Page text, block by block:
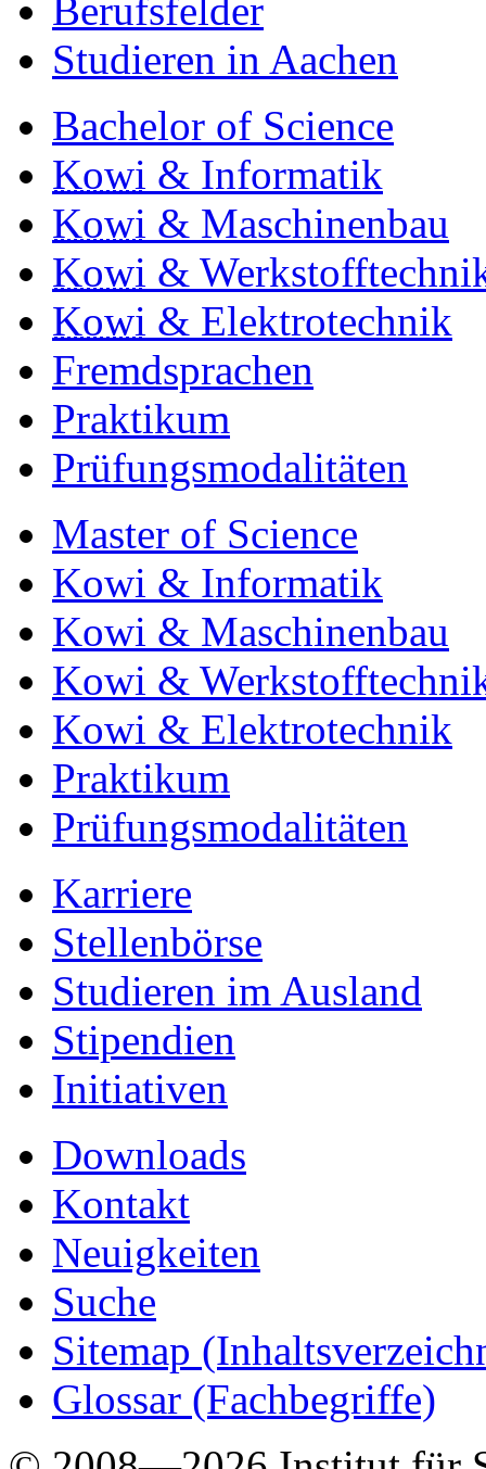
Berufsfelder
Studieren in Aachen
Bachelor of Science
Kowi & Informatik
Kowi & Maschinenbau
Kowi &
Kowi & Elektrotechnik
Fremdsprachen
Praktikum
Prüfungsmodalitäten
Master of Science
Kowi & Informatik
Kowi & Maschinenbau
Kowi &
Kowi & Elektrotechnik
Praktikum
Prüfungsmodalitäten
Karriere
Stellenbörse
Studieren im Ausland
Stipendien
Initiativen
Downloads
Kontakt
Neuigkeiten
Suche
Sitemap
Glossar (Fachbegriffe)